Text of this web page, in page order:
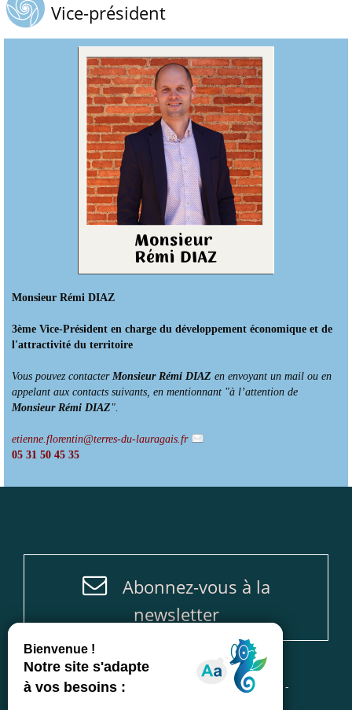
Vice-président
Monsieur Rémi DIAZ
3ème Vice-Président en charge du développement économique et de
l'attractivité du territoire
Vous pouvez contacter Monsieur Rémi DIAZ en envoyant un mail ou en
appelant aux contacts suivants, en mentionnant "à l’attention de
Monsieur Rémi DIAZ".
etienne.florentin@terres-du-lauragais.fr
05 31 50 45 35
Abonnez-vous à la
newsletter
Accueil- Plan du site Mentions légales
-